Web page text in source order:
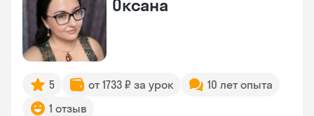
Оксана
5 от 1733 ₽ за урок
10 лет опыта
1 отзыв